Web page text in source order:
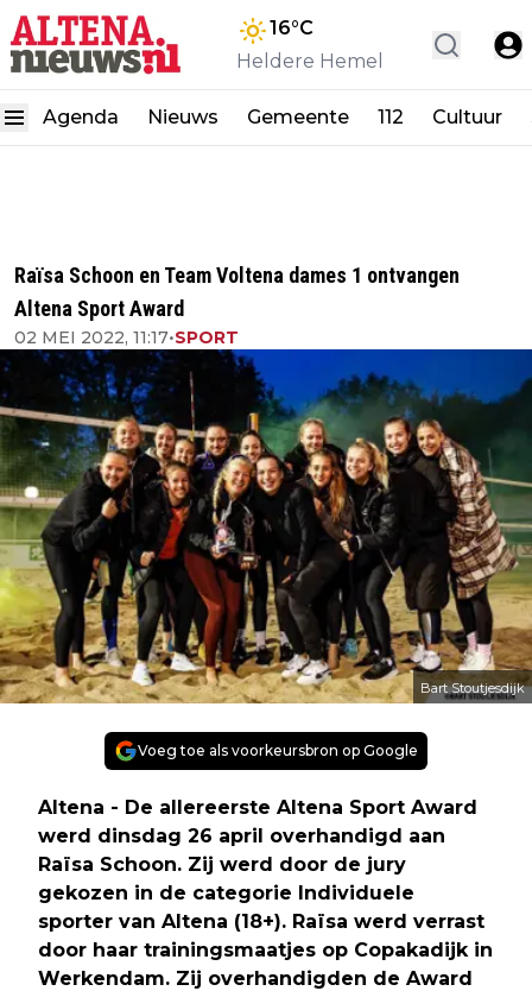
16°C
Heldere Hemel
Agenda Nieuws Gemeente 112 Cultuur
Raïsa Schoon en Team Voltena dames 1 ontvangen
Altena Sport Award
02 MEI 2022, 11:17•SPORT
Bart Stoutjesdijk
Voeg toe als voorkeursbron op Google
Altena - De allereerste Altena Sport Award
werd dinsdag 26 april overhandigd aan
Raïsa Schoon. Zij werd door de jury
gekozen in de categorie Individuele
sporter van Altena (18+). Raïsa werd verrast
door haar trainingsmaatjes op Copakadijk in
Werkendam. Zij overhandigden de Award